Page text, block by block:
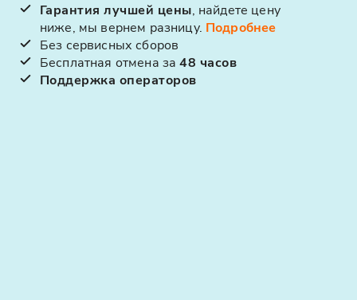
Гарантия лучшей цены , найдете цену
ниже, мы вернем разницу. Подробнее
Без сервисных сборов
Бесплатная отмена за48 часов
Поддержка операторов